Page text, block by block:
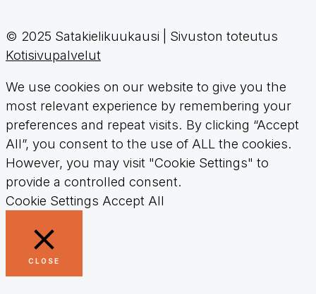
© 2025 Satakielikuukausi | Sivuston toteutus
Kotisivupalvelut
We use cookies on our website to give you the
most relevant experience by remembering your
preferences and repeat visits. By clicking “Accept
All”, you consent to the use of ALL the cookies.
However, you may visit "Cookie Settings" to
provide a controlled consent.
Cookie Settings Accept All
CLOSE